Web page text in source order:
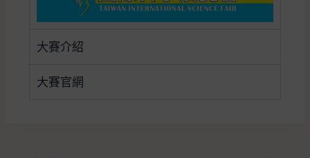
大賽介紹
大賽官網